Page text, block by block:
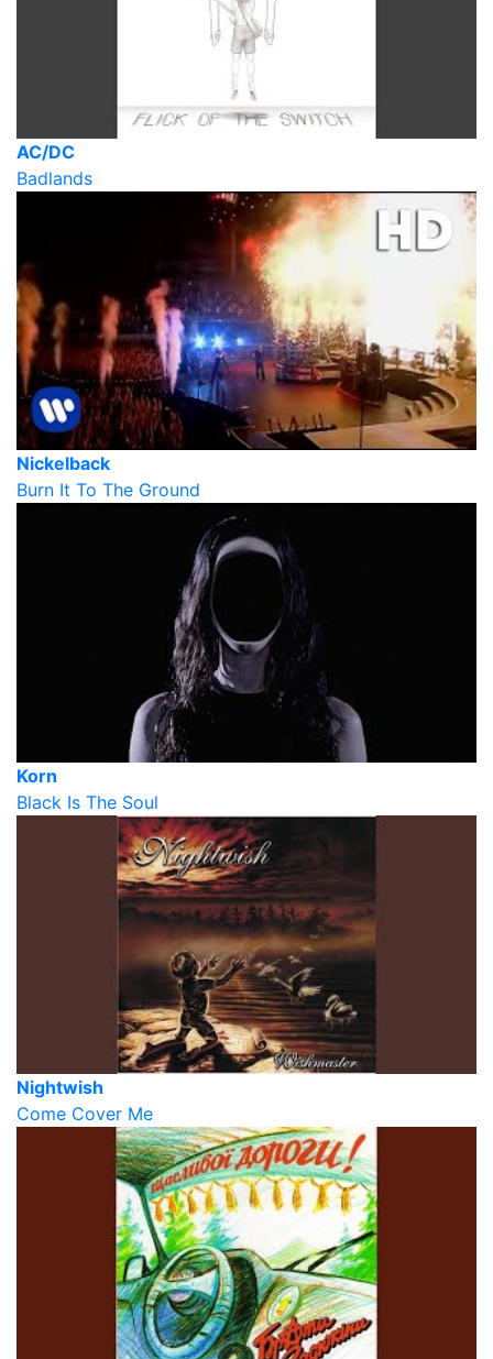
AC/DC
Badlands
Nickelback
Burn It To The Ground
Korn
Black Is The Soul
Nightwish
Come Cover Me